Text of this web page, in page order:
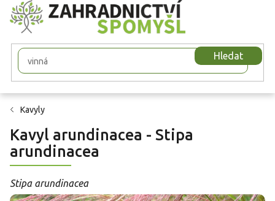
Přejít
na
obsah
Hledat
Kavyly
Kavyl arundinacea - Stipa
arundinacea
Stipa arundinacea